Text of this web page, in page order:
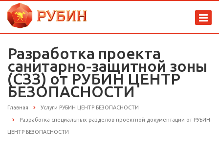
Разработка проекта
санитарно-защитной зоны
(СЗЗ) от РУБИН ЦЕНТР
БЕЗОПАСНОСТИ
Главная Услуги РУБИН ЦЕНТР БЕЗОПАСНОСТИ
Разработка специальных разделов проектной документации от РУБИН
ЦЕНТР БЕЗОПАСНОСТИ